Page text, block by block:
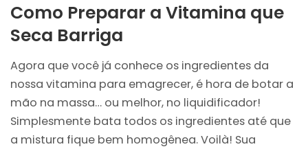
Como Preparar a Vitamina que
Seca Barriga
Agora que você já conhece os ingredientes da
nossa vitamina para emagrecer, é hora de botar a
mão na massa… ou melhor, no liquidificador!
Simplesmente bata todos os ingredientes até que
a mistura fique bem homogênea. Voilà! Sua